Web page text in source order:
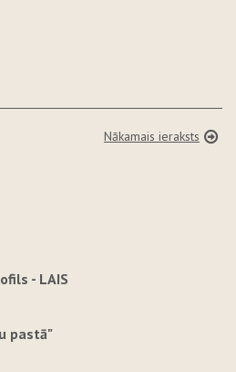
Nākamais ieraksts
- LAIS
pastā"